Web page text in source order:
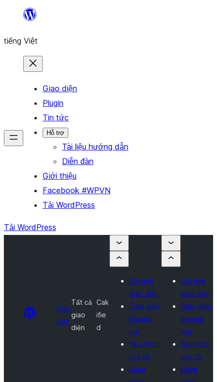
Chuyển
phần
tiếng Việt
Giao diện
Plugin
Tin tức
Hỗ trợ
Tài liệu hướng dẫn
Diễn đàn
Giới thiệu
Facebook #WPVN
Tải WordPress
Tải WordPress
Giao
diện
Tất cả
giao
diện
Cak
ifie
d
Gửi một
giao diện
Giao diện
thương
mại
Yêu thích
của tôi
Đăng
Gửi một
giao diện
Giao diện
thương
mại
Yêu thích
của tôi
Đăng